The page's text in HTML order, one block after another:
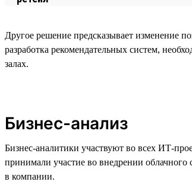
Другое решение предсказывает изменение
разработка рекомендательных систем,
залах.
Бизнес-анализ
Бизнес-аналитики участвуют во всех ИТ-
принимали участие во внедрении
в компании.